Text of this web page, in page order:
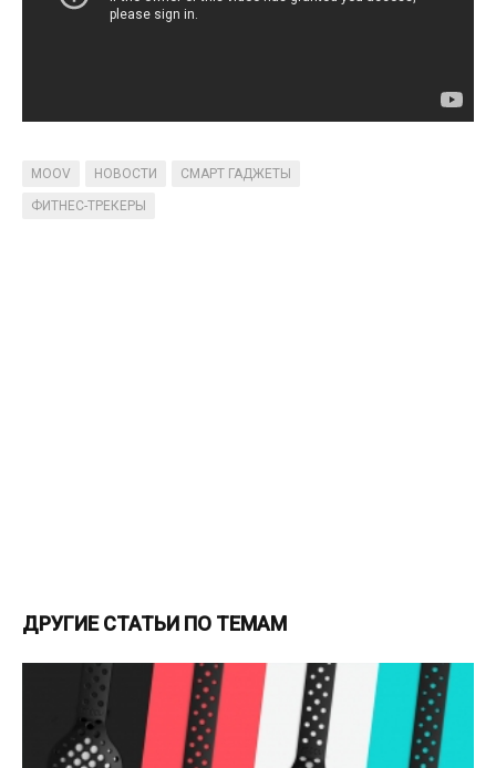
MOOV НОВОСТИ СМАРТ ГАДЖЕТЫ
ФИТНЕС-ТРЕКЕРЫ
ДРУГИЕ СТАТЬИ ПО ТЕМАМ